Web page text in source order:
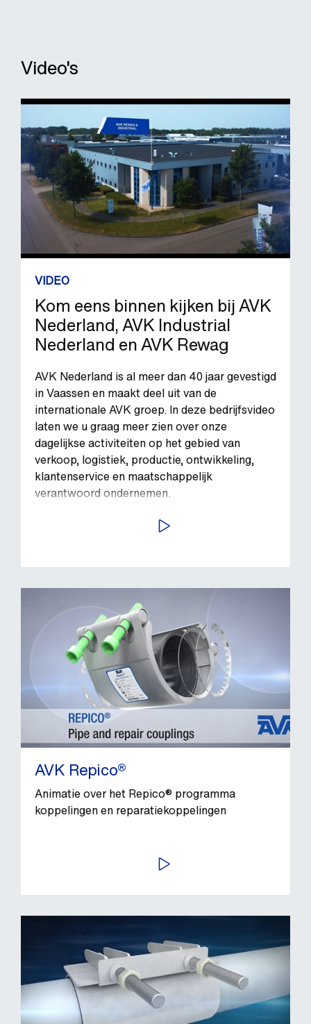
Video's
VIDEO
Kom eens binnen kijken bij AVK
Nederland, AVK Industrial
Nederland en AVK Rewag
AVK Nederland is al meer dan 40 jaar gevestigd
in Vaassen en maakt deel uit van de
internationale AVK groep. In deze bedrijfsvideo
laten we u graag meer zien over onze
dagelijkse activiteiten op het gebied van
verkoop, logistiek, productie, ontwikkeling,
klantenservice en maatschappelijk
verantwoord ondernemen.
SPEEL AF
AVK Repico®
Animatie over het Repico® programma
koppelingen en reparatiekoppelingen
SPEEL AF